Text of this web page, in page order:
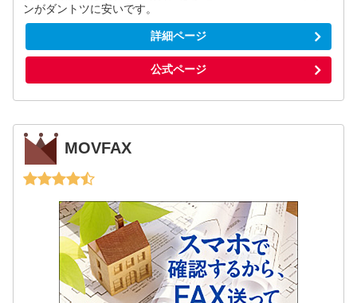
ンがダントツに安いです。
詳細ページ
公式ページ
MOVFAX